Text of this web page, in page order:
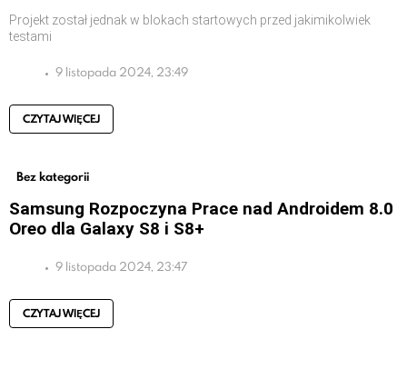
Projekt został jednak w blokach startowych przed jakimikolwiek
testami
9 listopada 2024, 23:49
CZYTAJ WIĘCEJ
Bez kategorii
Samsung Rozpoczyna Prace nad Androidem 8.0
Oreo dla Galaxy S8 i S8+
9 listopada 2024, 23:47
CZYTAJ WIĘCEJ